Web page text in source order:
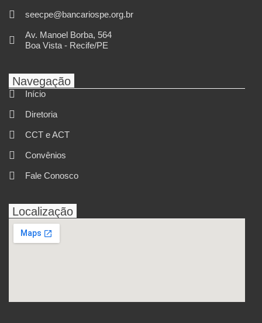
seecpe@bancariospe.org.br
Av. Manoel Borba, 564
Boa Vista - Recife/PE
Navegação
Início
Diretoria
CCT e ACT
Convênios
Fale Conosco
Localização